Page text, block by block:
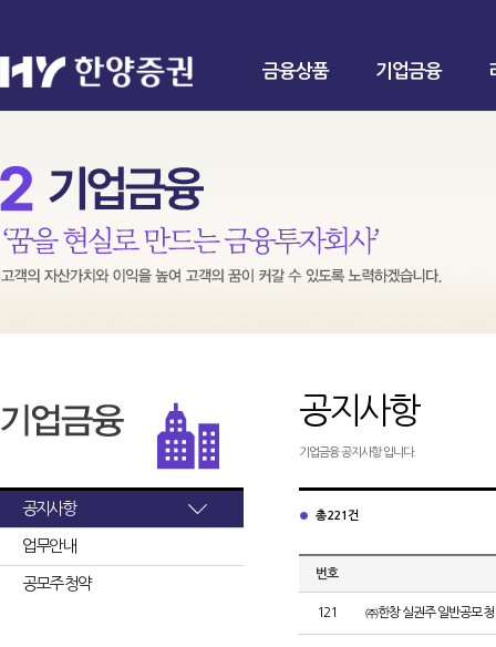
금융상품 기업금융
공지사항
업무안내
공모주 청약
공지사항
기업금융 공지사항 입니다.
총 221건
번호
121 ㈜한창 실권주 일반공모